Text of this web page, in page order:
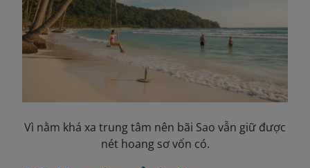
Vì nằm khá xa trung tâm nên bãi Sao vẫn giữ được
nét hoang sơ vốn có.